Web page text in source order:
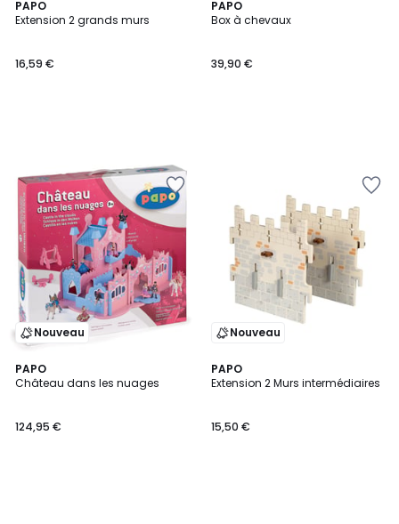
PAPO
Extension 2 grands murs
16,59 €
PAPO
Box à chevaux
39,90 €
Nouveau
PAPO
Château dans les nuages
124,95 €
Nouveau
PAPO
Extension 2 Murs intermédiaires
15,50 €